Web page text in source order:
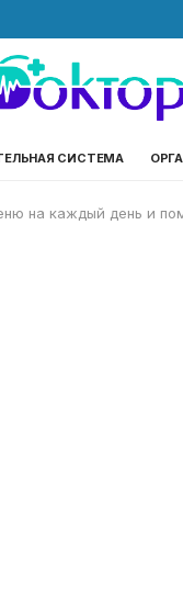
СИСТЕМА
на каждый день и